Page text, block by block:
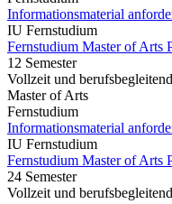
Informationsmaterial
IU Fernstudium
Fernstudium Master of Arts
12 Semester
Vollzeit und berufsbegleitend
Master of Arts
Fernstudium
Informationsmaterial
IU Fernstudium
Fernstudium Master of Arts
24 Semester
Vollzeit und berufsbegleitend